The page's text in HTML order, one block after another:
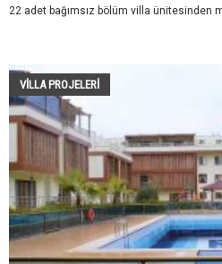
22 adet bağımsız bölüm villa ünitesinden
VILLA PROJELERI